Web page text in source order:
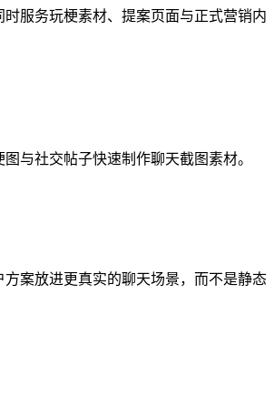
时服务玩梗素材、提案页面与正式营销内
与社交帖子快速制作聊天截图素材。
方案放进更真实的聊天场景，而不是静态